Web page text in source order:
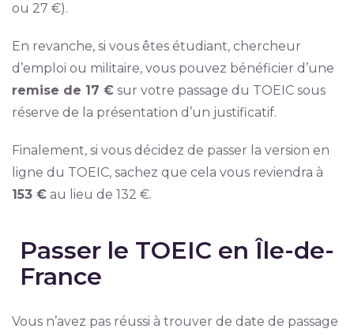
ou 27 €).
En revanche, si vous êtes étudiant, chercheur
d’emploi ou militaire, vous pouvez bénéficier d’une
remise de 17 €sur votre passage du TOEIC sous
réserve de la présentation d’un justificatif.
Finalement, si vous décidez de passer la version en
ligne du TOEIC, sachez que cela vous reviendra à
153 €au lieu de 132 €.
Passer le TOEIC en Île-de-
France
Vous n’avez pas réussi à trouver de date de passage